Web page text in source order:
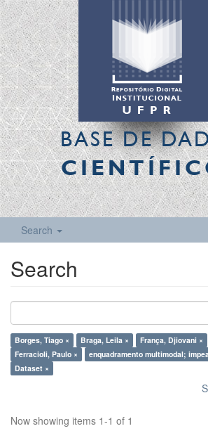
BASE DE
Search
Search
Borges, Tiago × Braga, Leila × França, Djiovani ×
Ferracioli, Paulo ×
enquadramento multimodal;
Dataset ×
Now showing items 1-1 of 1